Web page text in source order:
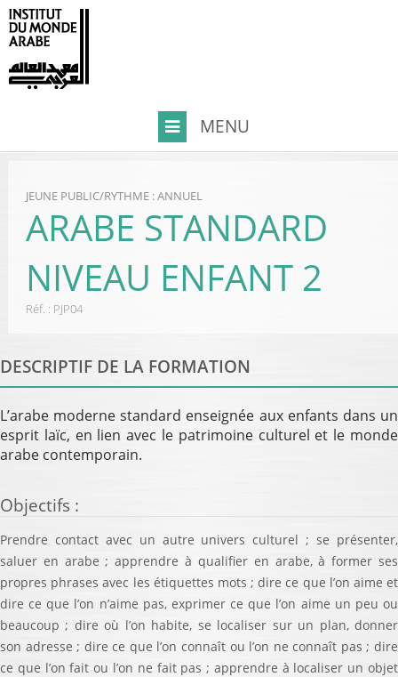
JEUNE PUBLIC/RYTHME : ANNUEL
ARABE STANDARD
NIVEAU ENFANT 2
Réf. : PJP04
DESCRIPTIF DE LA FORMATION
L’arabe moderne standard enseignée aux enfants dans un
esprit laïc, en lien avec le patrimoine culturel et le monde
arabe contemporain.
Objectifs :
Prendre contact avec un autre univers culturel ; se présenter,
saluer en arabe ; apprendre à qualifier en arabe, à former ses
propres phrases avec les étiquettes mots ; dire ce que l’on aime et
dire ce que l’on n’aime pas, exprimer ce que l’on aime un peu ou
beaucoup ; dire où l’on habite, se localiser sur un plan, donner
son adresse ; dire ce que l’on connaît ou l’on ne connaît pas ; dire
ce que l’on fait ou l’on ne fait pas ; apprendre à localiser un objet